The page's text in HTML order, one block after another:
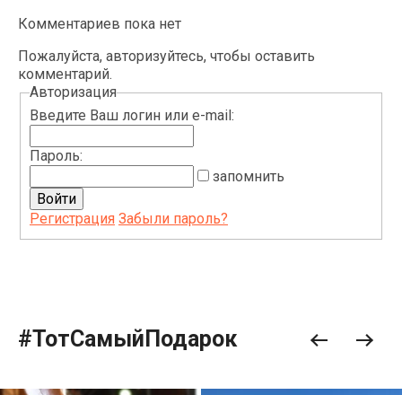
Комментариев пока нет
Пожалуйста, авторизуйтесь, чтобы оставить
комментарий.
Авторизация
Введите Ваш логин или e-mail:
Пароль:
запомнить
Регистрация Забыли пароль?
#ТотСамыйПодарок